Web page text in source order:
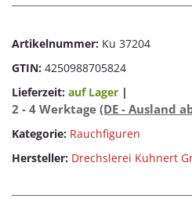
Artikelnummer: Ku 37204
GTIN: 4250988705824
Lieferzeit: auf Lager |
2 - 4 Werktage (DE - Ausland
Kategorie: Rauchfiguren
Hersteller: Drechslerei Kuhnert